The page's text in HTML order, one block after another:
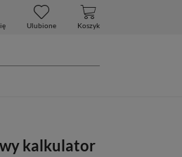
Ulubione Koszyk
kalkulator